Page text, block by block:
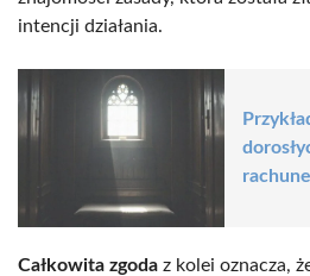
intencji działania.
Całkowita zgoda z kolei oznacza,